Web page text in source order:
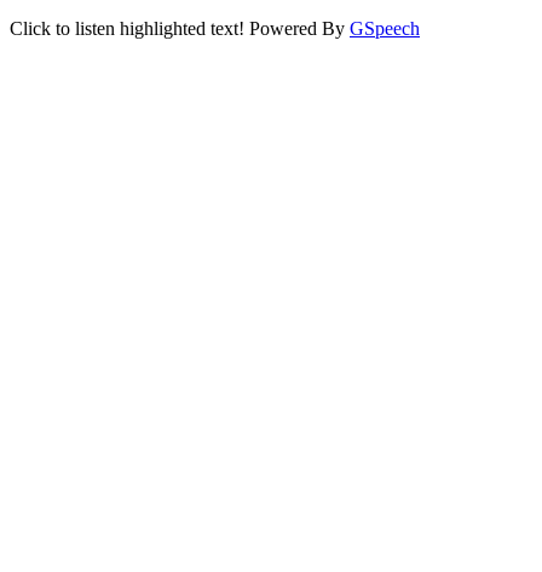
Click to listen highlighted text! Powered By GSpeech